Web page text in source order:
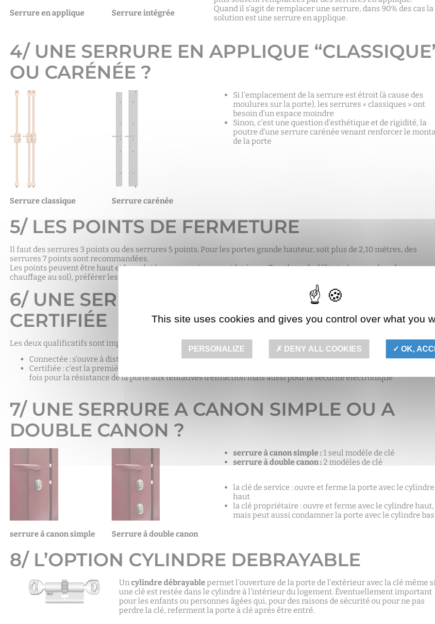
Serrure en applique Serrure intégrée
Quand il s’agit de remplacer une serrure, dans 90% des cas la
solution est une serrure en applique.
4/ UNE SERRURE EN APPLIQUE
OU CARÉNÉE ?
Serrure classique Serrure carénée
Si l’emplacement de la serrure est étroit (à cause des
moulures sur la porte), les serrures « classiques » ont
besoin d’un espace moindre
Sinon, c’est une question d’esthétique et de rigidité, la
poutre d’une serrure carénée venant renforcer le
de la porte
5/ LES POINTS DE FERMETURE
Il faut des serrures 3 points ou des serrures 5 points. Pour les portes grande hauteur, soit plus de 2,10 mètres, des
serrures 7 points sont recommandées.
Les points peuvent être haut et bas + latéraux, ou uniquement latéraux. Pour les sols délicats à percer (marbre ou
chauffage au sol), préférer les
6/ UNE SERRURE DE PORTE CONNECTÉE ET
CERTIFIÉE
Les deux qualificatifs sont importants :
Connectée : s’ouvre à distance avec votre smartphone, et aussi avec un badge, un code … ou même la clé
Certifiée : c’est la première serrure connectée, et pour l’instant la seule, à être certifiée par le CNPP A2P BP1, à la
fois pour la résistance de la porte aux tentatives d’effraction mais aussi pour la sécurité électronique
7/ UNE SERRURE A CANON SIMPLE OU A
DOUBLE CANON ?
serrure à canon simple Serrure à double canon
serrure à canon simple : 1 seul modèle de clé
serrure à double canon : 2 modèles de clé
la clé de service : ouvre et ferme la porte avec le cylindre
haut
la clé propriétaire : ouvre et ferme avec le cylindre haut,
mais peut aussi condamner la porte avec le cylindre bas
8/ L’OPTION CYLINDRE DEBRAYABLE
Uncylindre débrayablepermet l’ouverture de la porte de l’extérieur avec la clé même
une clé est restée dans le cylindre à l’intérieur du logement. Éventuellement important
pour les enfants ou personnes âgées qui, pour des raisons de sécurité ou pour ne pas
perdre la clé, referment la porte à clé après être entré.
This site uses cookies and gives you control over what you
PERSONALIZE DENY ALL COOKIES OK,